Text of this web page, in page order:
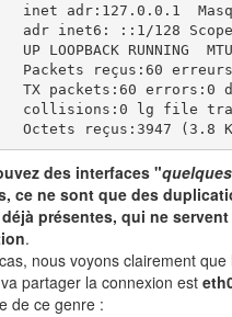
inet adr:127.0.0.1
adr inet6: ::1/128
UP LOOPBACK RUNNING
Packets reçus:60
TX packets:60 errors:0
collisions:0 lg file
Octets reçus:3947 (3.8
des interfaces "
ce ne sont que des
présentes, qui ne
.
nous voyons clairement
partager la connexion est
de ce genre :